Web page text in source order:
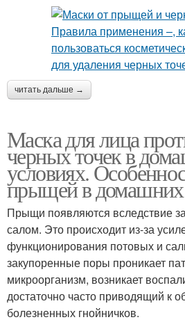
читать дальше →
Маска для лица
черных точек в
условиях.
прыщей в домашних
Прыщи появляются вследствие
салом. Это происходит из-за
функционирования потовых и
закупоренные поры проникает
микроорганизм, возникает
достаточно часто приводящий к
болезненных гнойничков.